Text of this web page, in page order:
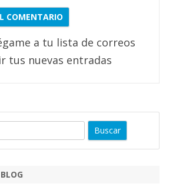
a tu lista de correos
tus nuevas entradas